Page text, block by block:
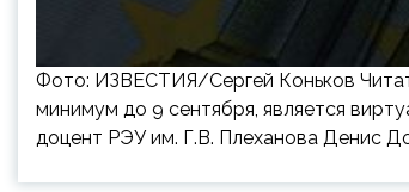
Фото: ИЗВЕСТИЯ/Сергей Коньков
минимум до 9 сентября, является
доцент РЭУ им. Г.В. Плеханова Денис